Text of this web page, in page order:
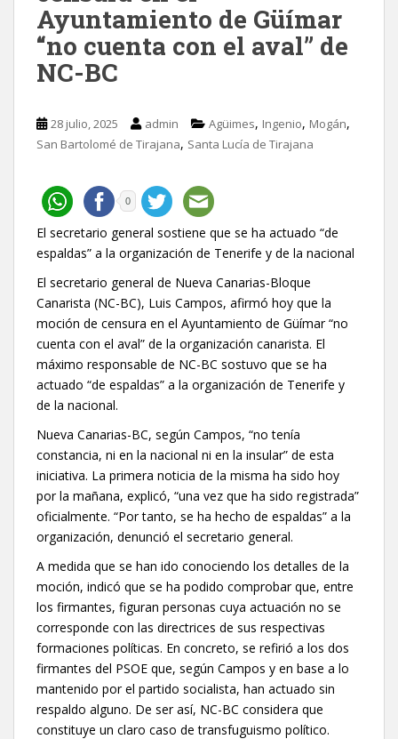
Ayuntamiento de Güímar
“no cuenta con el aval” de
NC-BC
28 julio, 2025 admin Agüimes, Ingenio, Mogán,
San Bartolomé de Tirajana, Santa Lucía de Tirajana
0
El secretario general sostiene que se ha actuado “de
espaldas” a la organización de Tenerife y de la nacional
El secretario general de Nueva Canarias-Bloque
Canarista (NC-BC), Luis Campos, afirmó hoy que la
moción de censura en el Ayuntamiento de Güímar “no
cuenta con el aval” de la organización canarista. El
máximo responsable de NC-BC sostuvo que se ha
actuado “de espaldas” a la organización de Tenerife y
de la nacional.
Nueva Canarias-BC, según Campos, “no tenía
constancia, ni en la nacional ni en la insular” de esta
iniciativa. La primera noticia de la misma ha sido hoy
por la mañana, explicó, “una vez que ha sido registrada”
oficialmente. “Por tanto, se ha hecho de espaldas” a la
organización, denunció el secretario general.
A medida que se han ido conociendo los detalles de la
moción, indicó que se ha podido comprobar que, entre
los firmantes, figuran personas cuya actuación no se
corresponde con las directrices de sus respectivas
formaciones políticas. En concreto, se refirió a los dos
firmantes del PSOE que, según Campos y en base a lo
mantenido por el partido socialista, han actuado sin
respaldo alguno. De ser así, NC-BC considera que
constituye un claro caso de transfuguismo político.